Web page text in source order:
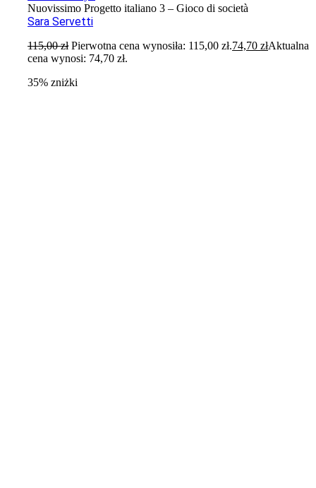
Nuovissimo Progetto italiano 3 – Gioco di società
Sara Servetti
115,00zł Pierwotna cena wynosiła: 115,00 zł.74,70złAktualna
cena wynosi: 74,70 zł.
35% zniżki